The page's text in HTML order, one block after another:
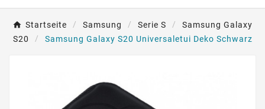
Startseite Samsung Serie S
Samsung Galaxy
S20
Samsung Galaxy S20 Universaletui Deko Schwarz